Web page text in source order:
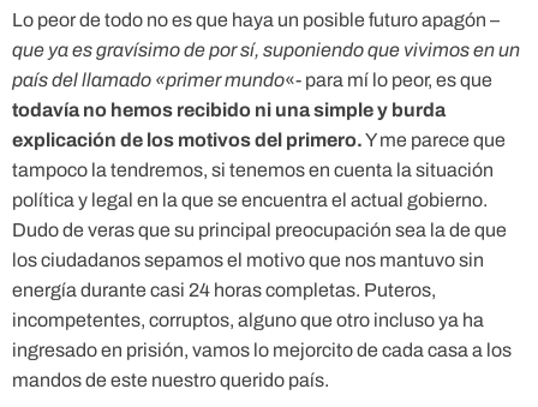
Lo peor de todo no es que haya un posible futuro apagón –
que ya es gravísimo de por sí, suponiendo que vivimos en un
país del llamado «primer mundo«- para mí lo peor, es que
todavía no hemos recibido ni una simple y burda
explicación de los motivos del primero.Y me parece que
tampoco la tendremos, si tenemos en cuenta la situación
política y legal en la que se encuentra el actual gobierno.
Dudo de veras que su principal preocupación sea la de que
los ciudadanos sepamos el motivo que nos mantuvo sin
energía durante casi 24 horas completas. Puteros,
incompetentes, corruptos, alguno que otro incluso ya ha
ingresado en prisión, vamos lo mejorcito de cada casa a los
mandos de este nuestro querido país.